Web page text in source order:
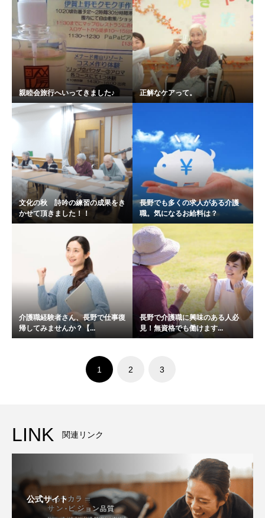
親睦会旅行へいってきました♪ 正解なケアって。
文化の秋 詩吟の練習の成果をき
かせて頂きました！！
長野でも多くの求人がある介護
職。気になるお給料は？
介護職経験者さん、長野で仕事復
帰してみませんか？【...
長野で介護職に興味のある人必
見！無資格でも働けます...
1 2 3
LINK 関連リンク
公式サイト